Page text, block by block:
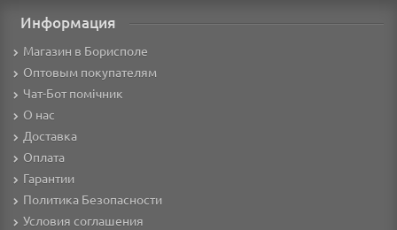
Информация
Магазин в Борисполе
Оптовым покупателям
Чат-Бот помічник
О нас
Доставка
Оплата
Гарантии
Политика Безопасности
Условия соглашения